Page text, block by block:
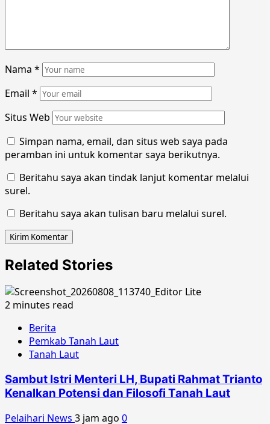
Nama *
Email *
Situs Web
Simpan nama, email, dan situs web saya pada
peramban ini untuk komentar saya berikutnya.
Beritahu saya akan tindak lanjut komentar melalui
surel.
Beritahu saya akan tulisan baru melalui surel.
Related Stories
2 minutes read
Berita
Pemkab Tanah Laut
Tanah Laut
Sambut Istri Menteri LH, Bupati Rahmat Trianto
Kenalkan Potensi dan Filosofi Tanah Laut
Pelaihari News 3 jam ago 0